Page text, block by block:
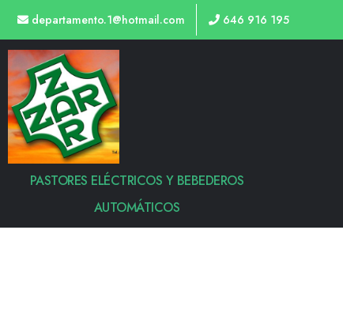
departamento.1@hotmail.com 646 916 195
PASTORES ELÉCTRICOS Y BEBEDEROS
AUTOMÁTICOS